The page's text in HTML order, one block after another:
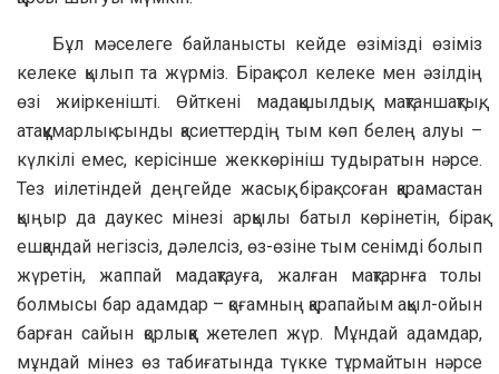
Бұл мәселеге байланысты кейде өзімізді өзіміз
келеке қылып та жүрміз. Бірақ сол келеке мен әзілдің
өзі жиіркенішті. Өйткені мадақшылдық, мақтаншақтық,
атаққұмарлық сынды қасиеттердің тым көп белең алуы –
күлкілі емес, керісінше жеккөрініш тудыратын нәрсе.
Тез иілетіндей деңгейде жасық, бірақ соған қарамастан
қыңыр да даукес мінезі арқылы батыл көрінетін, бірақ
ешқандай негізсіз, дәлелсіз, өз-өзіне тым сенімді болып
жүретін, жаппай мадақтауға, жалған мақтарнға толы
болмысы бар адамдар – қоғамның қарапайым ақыл-ойын
барған сайын қорлыққа жетелеп жүр. Мұндай адамдар,
мұндай мінез өз табиғатында түкке тұрмайтын нәрсе